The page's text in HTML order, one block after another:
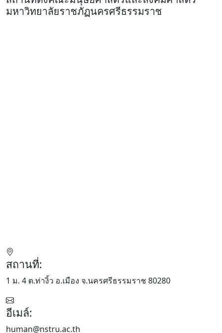
มหาวิทยาลัยราชภัฏนครศรีธรรมราช
สถานที่:
1 ม. 4 ต.ท่างิ้ว อ.เมือง จ.นครศรีธรรมราช 80280
อีเมล์:
human@nstru.ac.th